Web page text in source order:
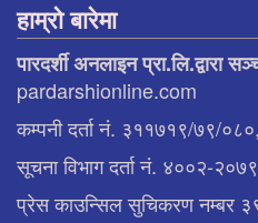
हाम्रो बारेमा
पारदर्शी अनलाइन प्रा.लि.द्वारा
pardarshionline.com
कम्पनी दर्ता नं. ३११७१९/७९/०८०,
सूचना विभाग दर्ता नं. ४००२-
प्रेस काउन्सिल सुचिकरण नम्बर